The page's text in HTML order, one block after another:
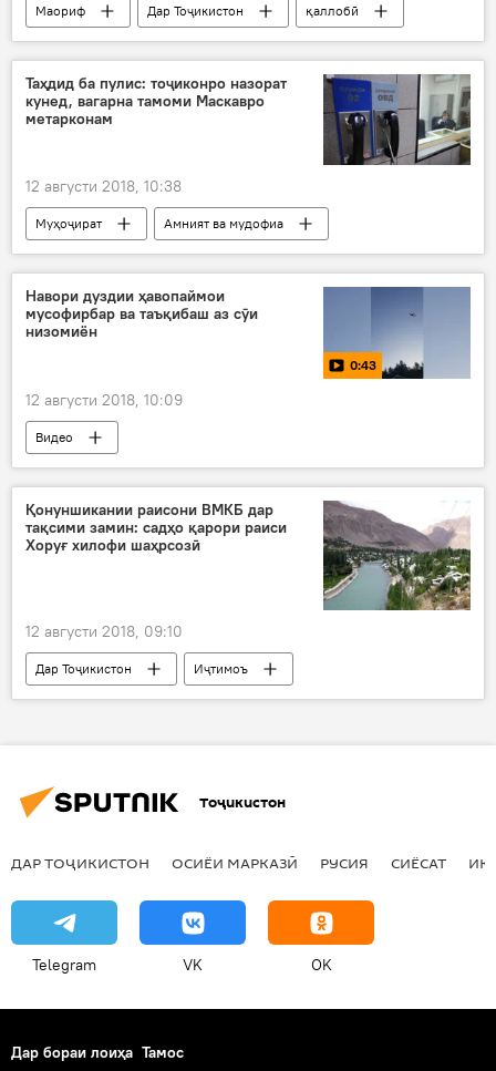
Маориф Дар Тоҷикистон
қаллобӣ
порагирӣ
донишгоҳ
Таҳдид ба пулис: тоҷиконро назорат
кунед, вагарна тамоми Маскавро
метарконам
12 августи 2018, 10:38
Муҳоҷират
Амният ва мудофиа
таҳдид
зан Дар Русия
Навори дуздии ҳавопаймои
мусофирбар ва таъқибаш аз сӯи
низомиён
0:43
12 августи 2018, 10:09
Видео
Қонуншикании раисони ВМКБ дар
тақсими замин: садҳо қарори раиси
Хоруғ хилофи шаҳрсозӣ
12 августи 2018, 09:10
Дар Тоҷикистон
Иҷтимоъ
қонуншиканӣ
замин ВМКБ
Тоҷикистон
ДАР ТОҶИКИСТОН ОСИЁИ МАРКАЗӢ РУСИЯ СИЁСАТ
Telegram VK OK
Дар бораи лоиҳа Тамос